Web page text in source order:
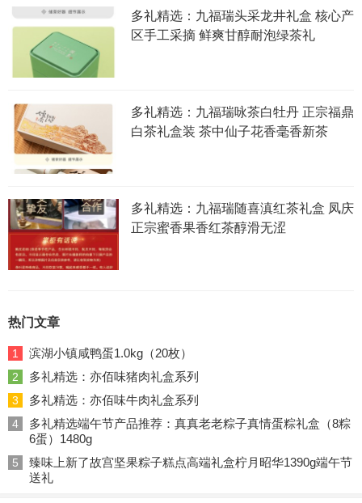
多礼精选：九福瑞头采龙井礼盒 核心产
区手工采摘 鲜爽甘醇耐泡绿茶礼
多礼精选：九福瑞咏茶白牡丹 正宗福鼎
白茶礼盒装 茶中仙子花香毫香新茶
多礼精选：九福瑞随喜滇红茶礼盒 凤庆
正宗蜜香果香红茶醇滑无涩
热门文章
1 滨湖小镇咸鸭蛋1.0kg（20枚）
2 多礼精选：亦佰味猪肉礼盒系列
3 多礼精选：亦佰味牛肉礼盒系列
4
多礼精选端午节产品推荐：真真老老粽子真情蛋粽礼盒（8粽
6蛋）1480g
5
臻味上新了故宫坚果粽子糕点高端礼盒柠月昭华1390g端午节
送礼